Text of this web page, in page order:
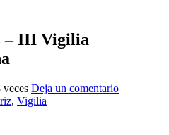
– III Vigilia
Deja un comentario
, Vigilia
virtual de rocio.com.
en la romería?